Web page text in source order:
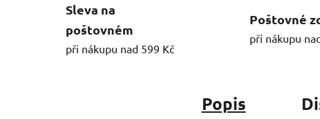
Sleva na
poštovném
při nákupu nad 599 Kč
Poštovné
při nákupu
Popis